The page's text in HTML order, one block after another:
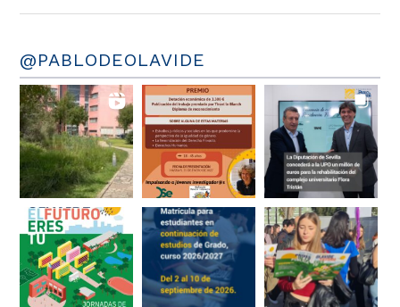
@PABLODEOLAVIDE